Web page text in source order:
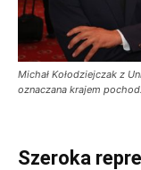
Michał Kołodziejczak z
oznaczana krajem
Szeroka